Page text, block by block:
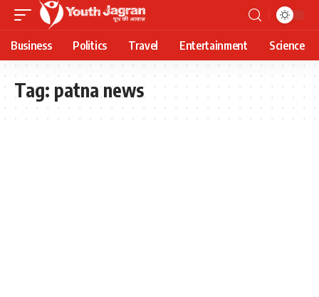
Business Politics Travel Entertainment Science
Tag: patna news